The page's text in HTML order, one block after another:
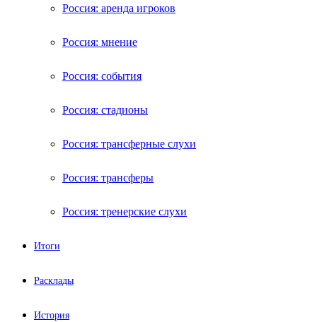
Россия: аренда игроков
Россия: мнение
Россия: события
Россия: стадионы
Россия: трансферные слухи
Россия: трансферы
Россия: тренерские слухи
Итоги
Расклады
История